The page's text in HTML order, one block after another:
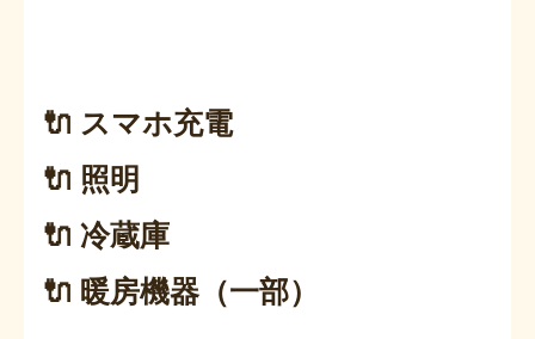
🔌 スマホ充電
🔌 照明
🔌 冷蔵庫
🔌 暖房機器（一部）